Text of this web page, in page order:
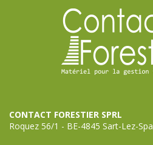
CONTACT FORESTIER SPRL
Roquez 56/1 - BE-4845 Sart-Lez-Spa